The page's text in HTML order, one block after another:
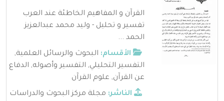
القرآن و المفاهيم الخاطئة عند العرب
تفسير و تحليل - وليد محمد عبدالعزيز
الحمد ...
الأقسام: البحوث والرسائل العلمية,
التفسير التحليلي, التفسير وأصوله, الدفاع
عن القرآن, علوم القرآن
الناشر: مجلة مركز البحوث والدراسات